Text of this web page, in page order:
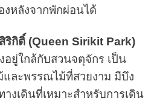
หลังจากพักผ่อนได้
ริกิติ์ (Queen Sirikit Park)
อยู่ใกล้กับสวนจตุจักร เป็น
ละพรรณไม้ที่สวยงาม มีบึง
งเดินที่เหมาะสำหรับการเดิน